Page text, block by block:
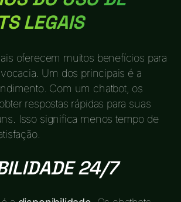
LEGAIS
oferecem muitos benefícios para
Um dos principais é a
Com um chatbot, os
respostas rápidas para suas
Isso significa menos tempo de
24/7